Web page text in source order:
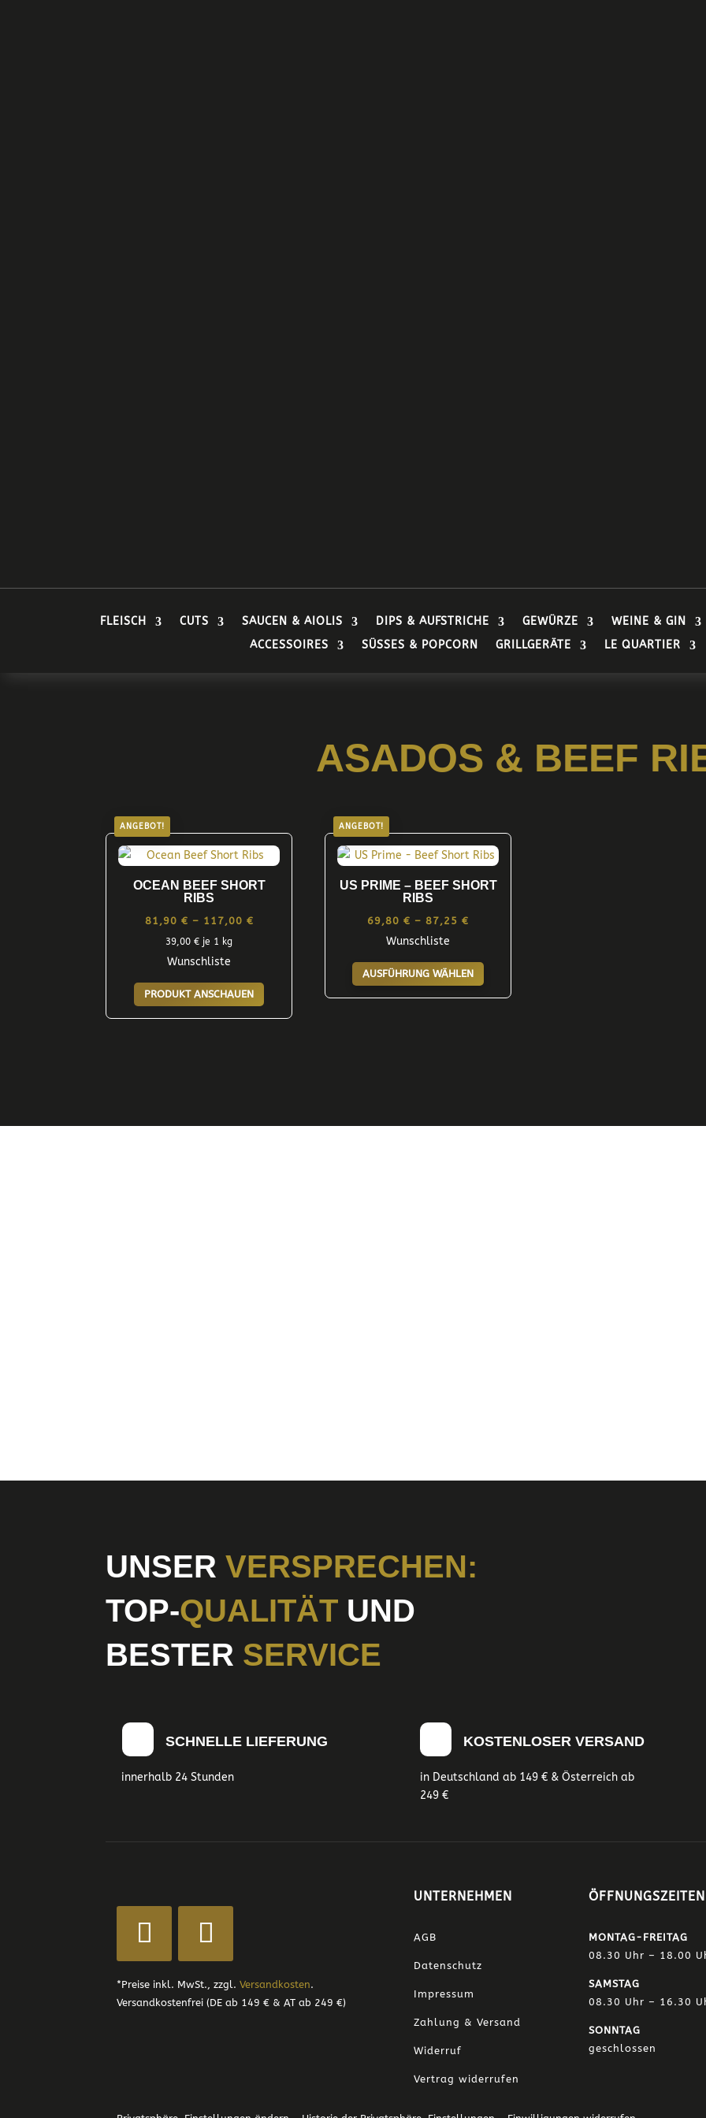
FLEISCH CUTS SAUCEN & AIOLIS DIPS & AUFSTRICHE GEWÜRZE
WEINE & GIN
ACCESSOIRES
SÜSSES & POPCORN GRILLGERÄTE LE QUARTIER
ASADOS & BEEF
ANGEBOT!
OCEAN BEEF SHORT
RIBS
81,90 € – 117,00 €Preisspanne:
117,00 €
39,00€ je 1 kg
Wunschliste
PRODUKT ANSCHAUEN
Dieses
Produkt
weist
Optionen
ANGEBOT!
US PRIME – BEEF SHORT
RIBS
69,80€ –87,25€
bis
87,25 €
Wunschliste
AUSFÜHRUNG WÄHLEN
Dieses
Produkt
weist
können
UNSERVERSPRECHEN:
TOP-QUALITÄT UND
BESTER SERVICE
SCHNELLE LIEFERUNG
innerhalb 24 Stunden
KOSTENLOSER VERSAND
in Deutschland ab 149 € & Österreich ab
249 €
*Preise inkl. MwSt., zzgl.Versandkosten.
Versandkostenfrei (DE ab 149 € & AT ab 249 €)
UNTERNEHMEN
AGB
Datenschutz
Impressum
Zahlung & Versand
Widerruf
Vertrag widerrufen
ÖFFNUNGSZEITEN
MONTAG-FREITAG
08.30 Uhr – 18.00
SAMSTAG
08.30 Uhr – 16.30
SONNTAG
geschlossen